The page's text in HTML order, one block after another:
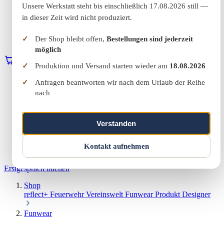
Unsere Werkstatt steht bis einschließlich 17.08.2026 still —
in dieser Zeit wird nicht produziert.
Der Shop bleibt offen, Bestellungen sind jederzeit
möglich
Produktion und Versand starten wieder am 18.08.2026
Anfragen beantworten wir nach dem Urlaub der Reihe
nach
Verstanden
Kontakt aufnehmen
Vereinswelt
Reflect+
Kontakt
Warenkorb Erstgespräch buchen
Home
Marketing & Web
Reflect+
Über uns
Erstgespräch buchen
Shop
reflect+ FeuerwehrVereinswelt FunwearProdukt Designer
Funwear